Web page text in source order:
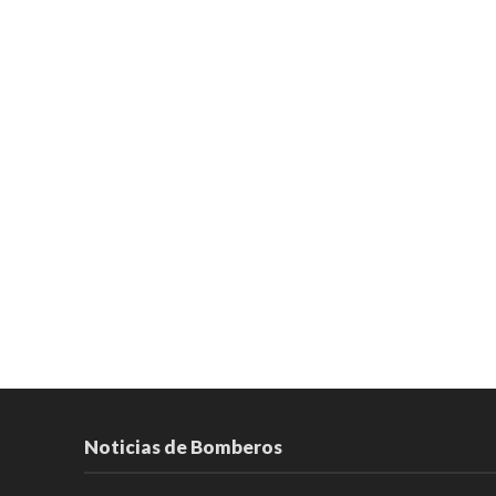
Noticias de Bomberos